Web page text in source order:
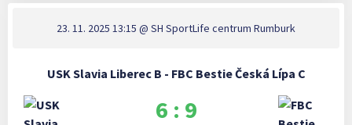
23. 11. 2025 13:15 @ SH SportLife centrum Rumburk
USK Slavia Liberec B - FBC Bestie Česká Lípa C
6 : 9